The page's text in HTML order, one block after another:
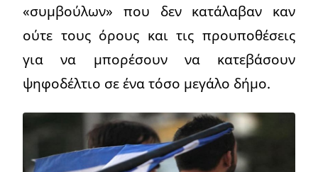
«συμβούλων» που δεν κατάλαβαν καν
ούτε τους όρους και τις προυποθέσεις
για να μπορέσουν να κατεβάσουν
ψηφοδέλτιο σε ένα τόσο μεγάλο δήμο.